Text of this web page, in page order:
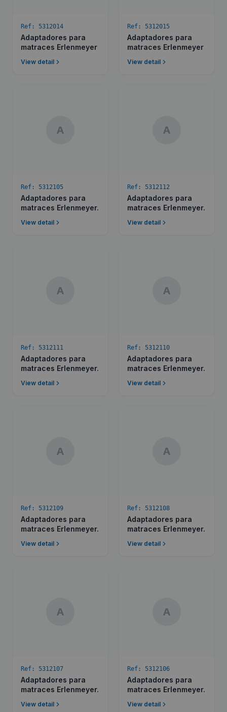
Ref: 5312014
Adaptadores para
matraces Erlenmeyer
View detail
Ref: 5312015
Adaptadores para
matraces Erlenmeyer
View detail
A
Ref: 5312105
Adaptadores para
matraces Erlenmeyer.
View detail
A
Ref: 5312112
Adaptadores para
matraces Erlenmeyer.
View detail
A
Ref: 5312111
Adaptadores para
matraces Erlenmeyer.
View detail
A
Ref: 5312110
Adaptadores para
matraces Erlenmeyer.
View detail
A
Ref: 5312109
Adaptadores para
matraces Erlenmeyer.
View detail
A
Ref: 5312108
Adaptadores para
matraces Erlenmeyer.
View detail
A
Ref: 5312107
Adaptadores para
matraces Erlenmeyer.
View detail
A
Ref: 5312106
Adaptadores para
matraces Erlenmeyer.
View detail